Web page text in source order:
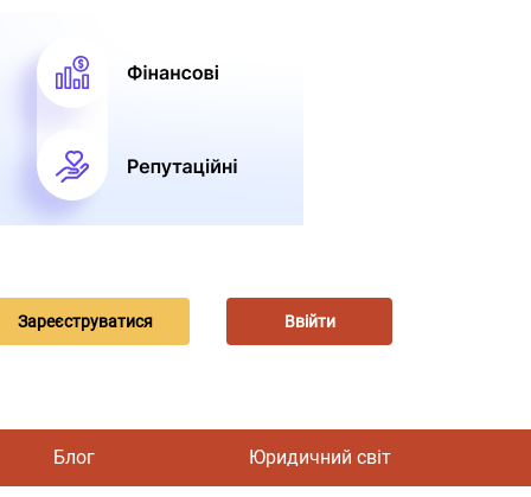
Зареєструватися Ввійти
Блог Юридичний світ